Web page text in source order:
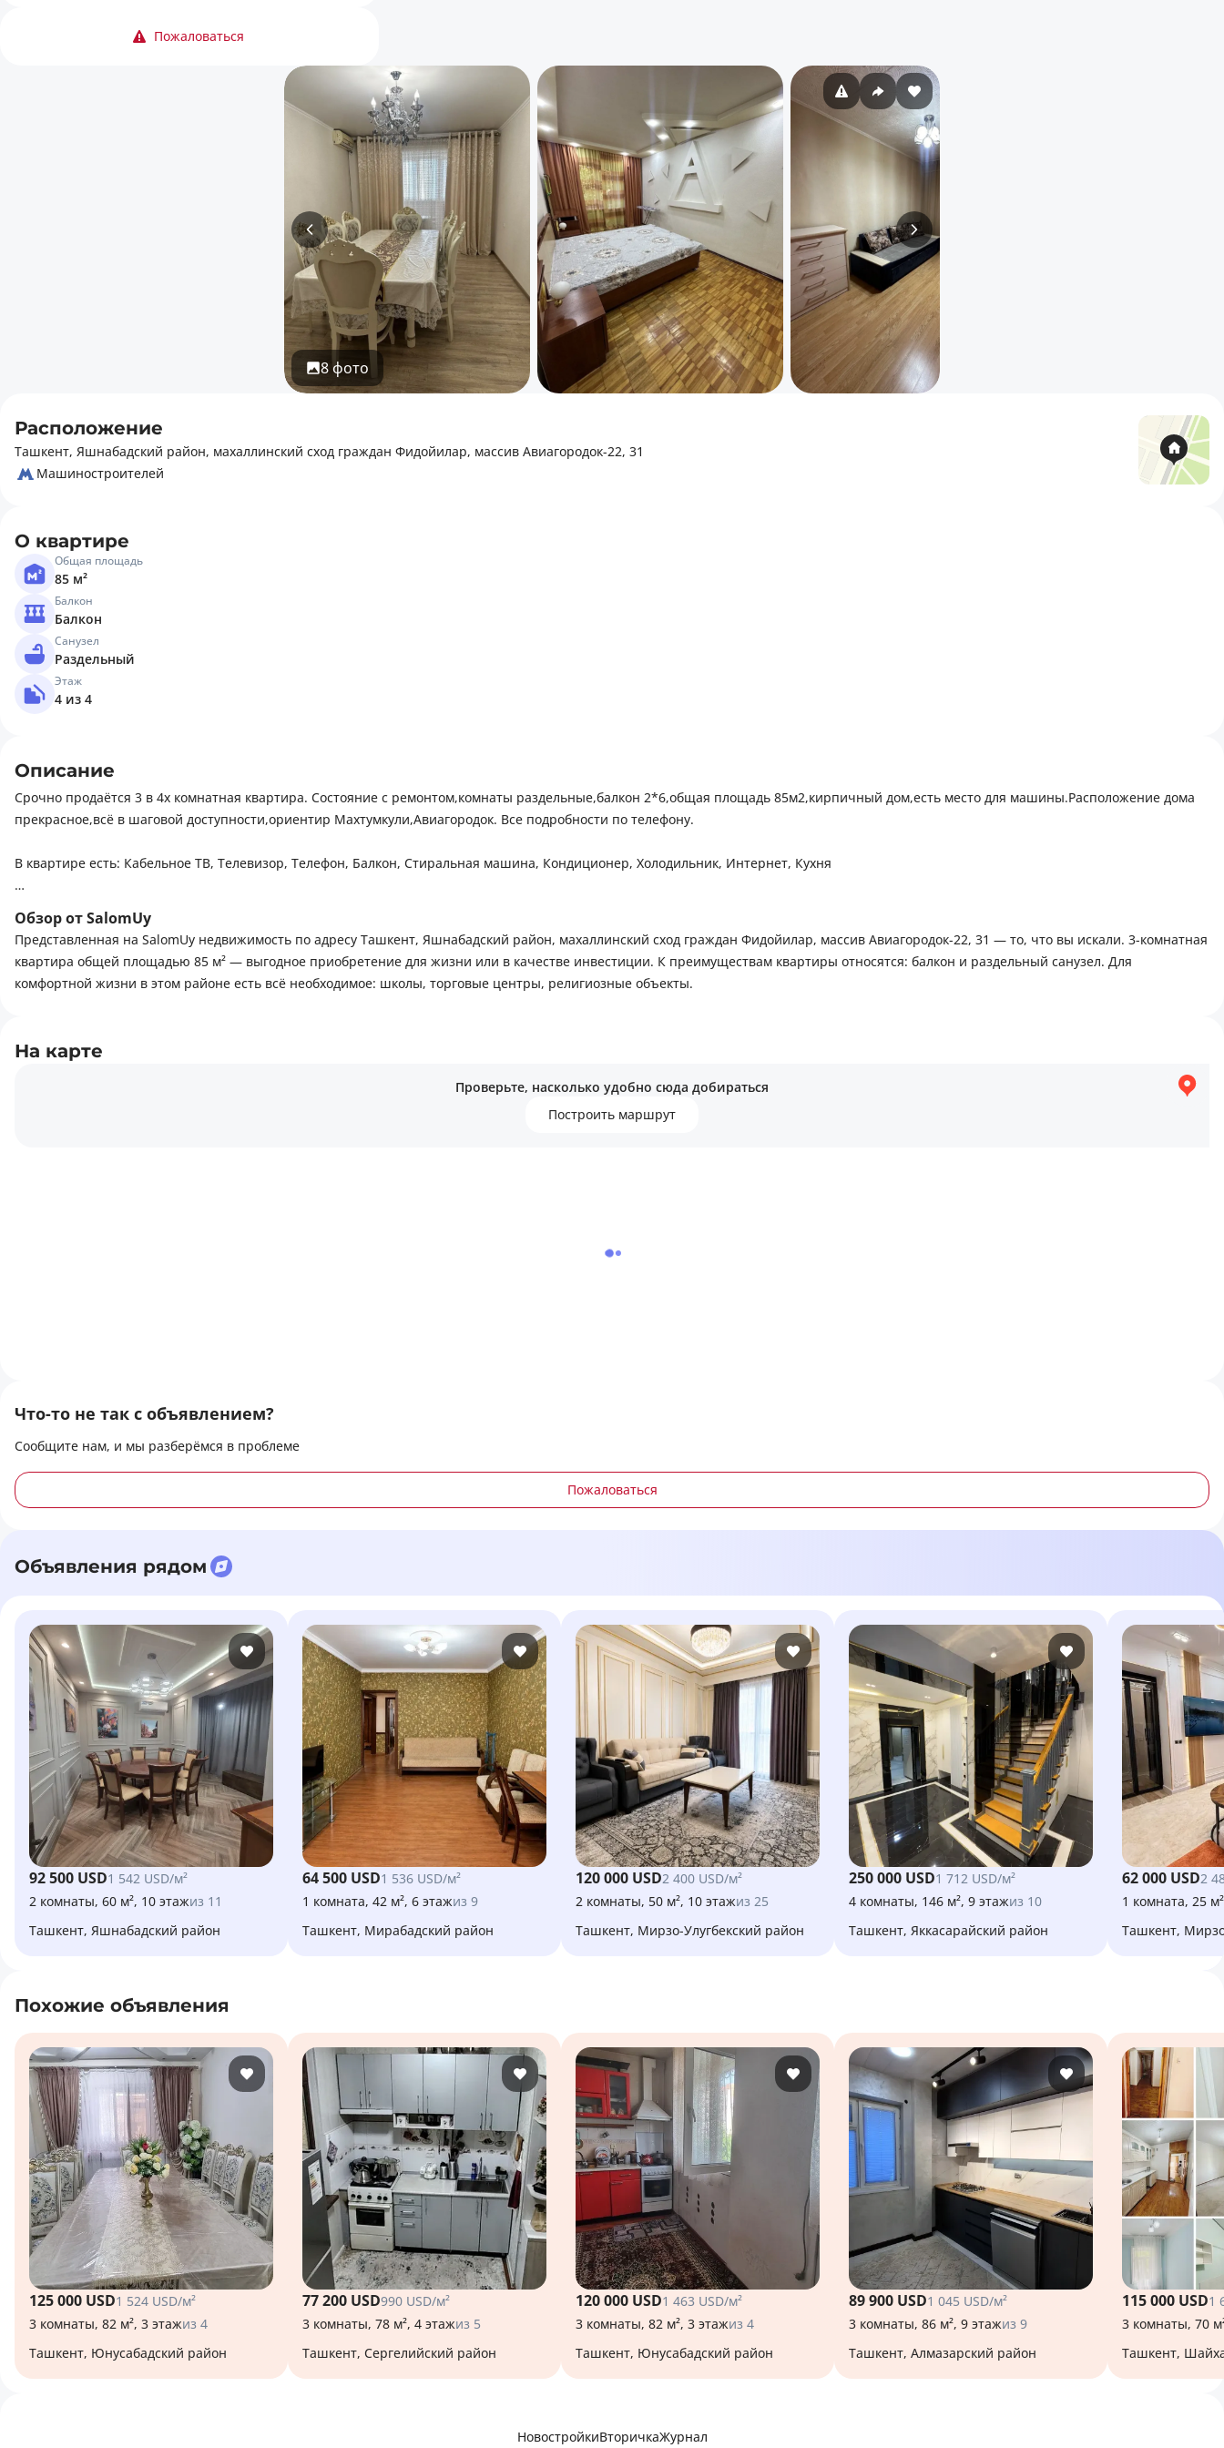
Пожаловаться
8 фото
Расположение
Ташкент, Яшнабадский район, махаллинский сход граждан Фидойилар, массив Авиагородок-22, 31
Машиностроителей
О квартире
Общая площадь
85 м²
Балкон
Балкон
Санузел
Раздельный
Этаж
4 из 4
Описание
Срочно продаётся 3 в 4х комнатная квартира. Состояние с ремонтом,комнаты раздельные,балкон 2*6,общая площадь 85м2,кирпичный дом,есть место для машины.Расположение дома
прекрасное,всё в шаговой доступности,ориентир Махтумкули,Авиагородок. Все подробности по телефону.
В квартире есть: Кабельное ТВ, Телевизор, Телефон, Балкон, Стиральная машина, Кондиционер, Холодильник, Интернет, Кухня
площадка
Обзор от SalomUy
Представленная на SalomUy недвижимость по адресу Ташкент, Яшнабадский район, махаллинский сход граждан Фидойилар, массив Авиагородок-22, 31 — то, что вы искали. 3-комнатная
квартира общей площадью 85 м² — выгодное приобретение для жизни или в качестве инвестиции. К преимуществам квартиры относятся: балкон и раздельный санузел. Для
комфортной жизни в этом районе есть всё необходимое: школы, торговые центры, религиозные объекты.
На карте
Проверьте, насколько удобно сюда добираться
Построить маршрут
Что-то не так с объявлением?
Сообщите нам, и мы разберёмся в проблеме
Пожаловаться
Объявления рядом
92 500 USD1 542 USD/м²
2 комнаты, 60 м², 10 этажиз 11
Ташкент, Яшнабадский район
64 500 USD1 536 USD/м²
1 комната, 42 м², 6 этажиз 9
Ташкент, Мирабадский район
120 000 USD2 400 USD/м²
2 комнаты, 50 м², 10 этажиз 25
Ташкент, Мирзо-Улугбекский район
250 000 USD1 712 USD/м²
4 комнаты, 146 м², 9 этажиз 10
Ташкент, Яккасарайский район
62 000 USD2
1 комната, 25
Ташкент,
Похожие объявления
125 000 USD1 524 USD/м²
3 комнаты, 82 м², 3 этажиз 4
Ташкент, Юнусабадский район
77 200 USD990 USD/м²
3 комнаты, 78 м², 4 этажиз 5
Ташкент, Сергелийский район
120 000 USD1 463 USD/м²
3 комнаты, 82 м², 3 этажиз 4
Ташкент, Юнусабадский район
89 900 USD1 045 USD/м²
3 комнаты, 86 м², 9 этажиз 9
Ташкент, Алмазарский район
115 000 USD1
3 комнаты, 70
Ташкент,
НовостройкиВторичкаЖурнал